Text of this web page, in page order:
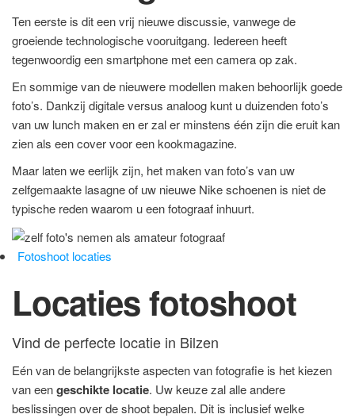
Ten eerste is dit een vrij nieuwe discussie, vanwege de
groeiende technologische vooruitgang. Iedereen heeft
tegenwoordig een smartphone met een camera op zak.
En sommige van de nieuwere modellen maken behoorlijk goede
foto’s. Dankzij digitale versus analoog kunt u duizenden foto’s
van uw lunch maken en er zal er minstens één zijn die eruit kan
zien als een cover voor een kookmagazine.
Maar laten we eerlijk zijn, het maken van foto’s van uw
zelfgemaakte lasagne of uw nieuwe Nike schoenen is niet de
typische reden waarom u een fotograaf inhuurt.
Fotoshoot locaties
Locaties fotoshoot
Vind de perfecte locatie in Bilzen
Eén van de belangrijkste aspecten van fotografie is het kiezen
van eengeschikte locatie. Uw keuze zal alle andere
beslissingen over de shoot bepalen. Dit is inclusief welke